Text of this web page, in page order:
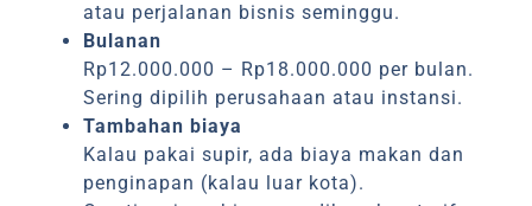
atau perjalanan bisnis seminggu.
Bulanan
Rp12.000.000 – Rp18.000.000 per bulan.
Sering dipilih perusahaan atau instansi.
Tambahan biaya
Kalau pakai supir, ada biaya makan dan
penginapan (kalau luar kota).